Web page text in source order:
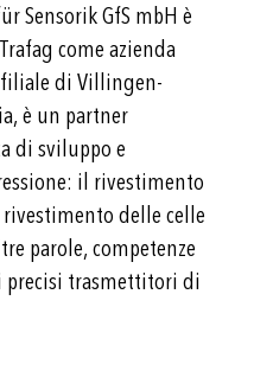
Sensorik GfS mbH è
come azienda
di Villingen-
è un partner
di sviluppo e
il rivestimento
delle celle
parole, competenze
precisi trasmettitori di